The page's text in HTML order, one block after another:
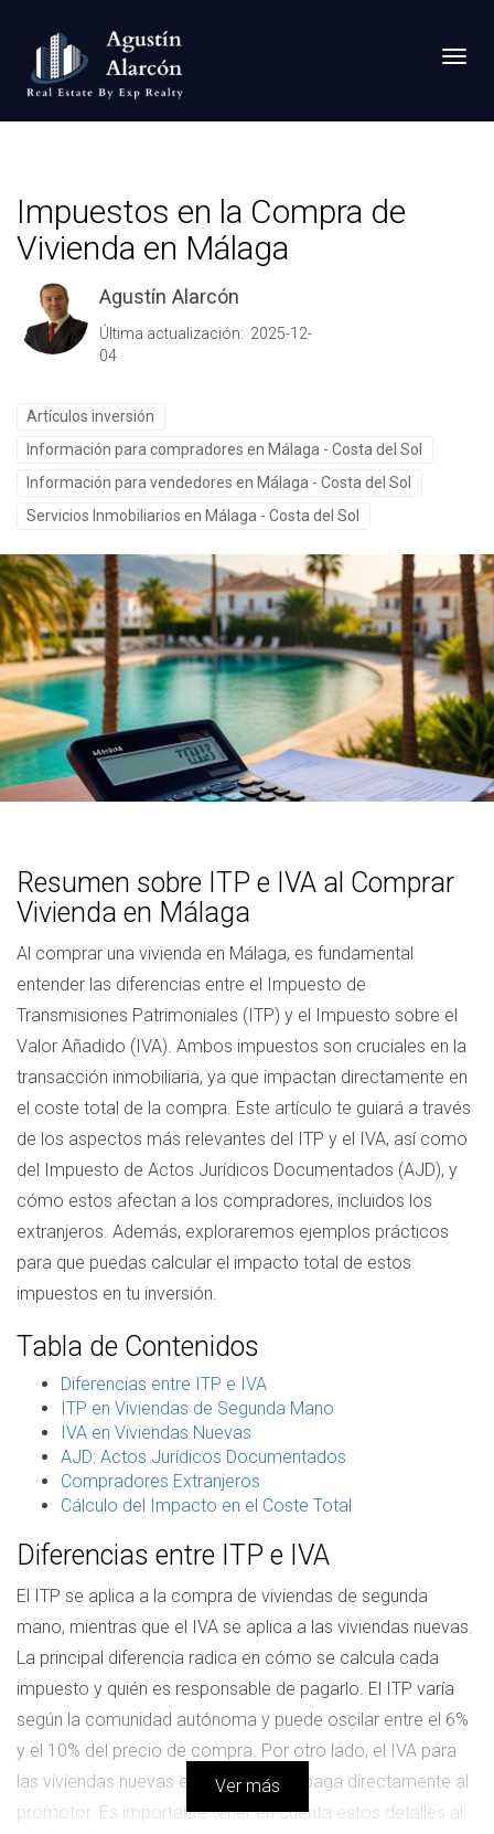
Impuestos en la Compra de
Vivienda en Málaga
Agustín Alarcón
Última actualización: 2025-12-
04
Artículos inversión
Información para compradores en Málaga - Costa del Sol
Información para vendedores en Málaga - Costa del Sol
Servicios Inmobiliarios en Málaga - Costa del Sol
Resumen sobre ITP e IVA al Comprar
Vivienda en Málaga
Al comprar una vivienda en Málaga, es fundamental
entender las diferencias entre el Impuesto de
Transmisiones Patrimoniales (ITP) y el Impuesto sobre el
Valor Añadido (IVA). Ambos impuestos son cruciales en la
transacción inmobiliaria, ya que impactan directamente en
el coste total de la compra. Este artículo te guiará a través
de los aspectos más relevantes del ITP y el IVA, así como
del Impuesto de Actos Jurídicos Documentados (AJD), y
cómo estos afectan a los compradores, incluidos los
extranjeros. Además, exploraremos ejemplos prácticos
para que puedas calcular el impacto total de estos
impuestos en tu inversión.
Tabla de Contenidos
Diferencias entre ITP e IVA
ITP en Viviendas de Segunda Mano
IVA en Viviendas Nuevas
AJD: Actos Jurídicos Documentados
Compradores Extranjeros
Cálculo del Impacto en el Coste Total
Diferencias entre ITP e IVA
El ITP se aplica a la compra de viviendas de segunda
mano, mientras que el IVA se aplica a las viviendas nuevas.
La principal diferencia radica en cómo se calcula cada
impuesto y quién es responsable de pagarlo. El ITP varía
según la comunidad autónoma y puede oscilar entre el 6%
y el 10% del precio de compra. Por otro lado, el IVA para
las viviendas nuevas es del 10% y se paga directamente al
promotor. Es importante tener en cuenta estos detalles al
Ver más